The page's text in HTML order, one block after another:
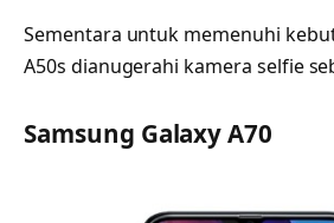
Sementara untuk memenuhi
A50s dianugerahi kamera selfie
Samsung Galaxy A70